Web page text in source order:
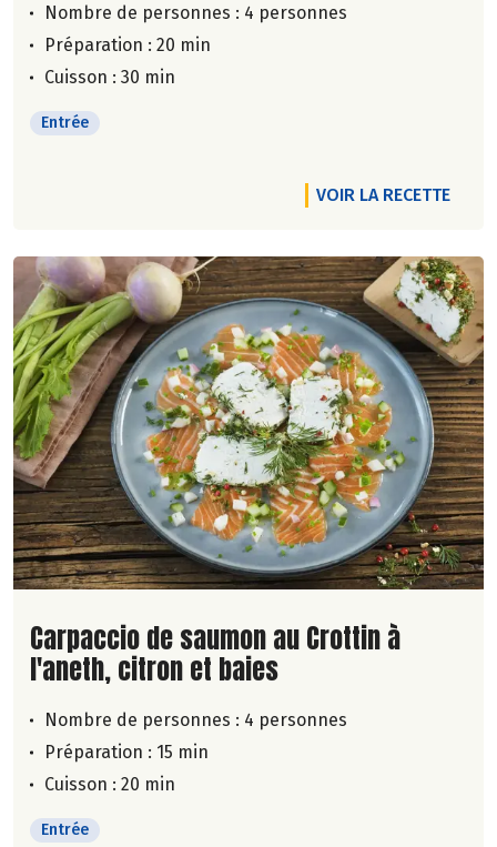
Nombre de personnes : 4 personnes
Préparation : 20 min
Cuisson : 30 min
Entrée
VOIR LA RECETTE
Lire la suite de la recette
Carpaccio de saumon au Crottin à
l'aneth, citron et baies
Nombre de personnes : 4 personnes
Préparation : 15 min
Cuisson : 20 min
Entrée